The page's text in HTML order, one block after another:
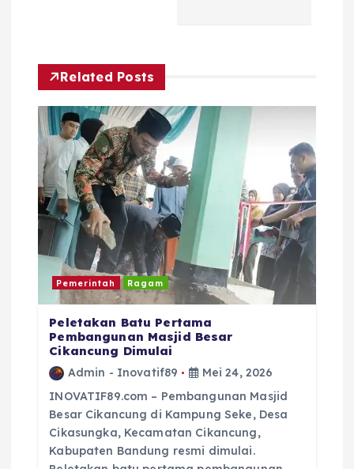
s
p
o
s
Related Posts
Pemerintah Ragam
Peletakan Batu Pertama
Pembangunan Masjid Besar
Cikancung Dimulai
Admin - Inovatif89
Mei 24, 2026
INOVATIF89.com – Pembangunan Masjid
Besar Cikancung di Kampung Seke, Desa
Cikasungka, Kecamatan Cikancung,
Kabupaten Bandung resmi dimulai.